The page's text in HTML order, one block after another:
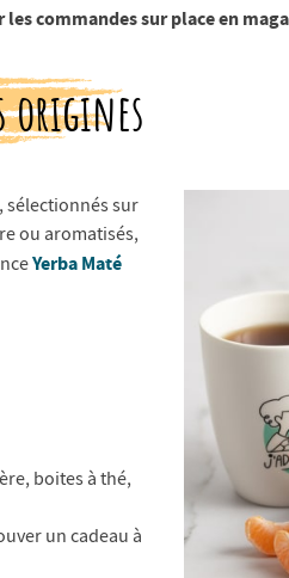
les commandes sur place en
origines
, sélectionnés sur
ou aromatisés,
Yerba Maté
boites à thé,
un cadeau à